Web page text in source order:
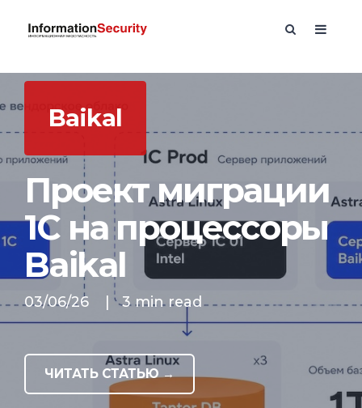
Baikal
Проект миграции
1С на процессоры
Baikal
03/06/26 3 min read
ЧИТАТЬ СТАТЬЮ →